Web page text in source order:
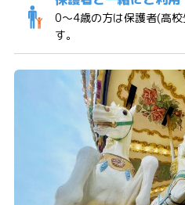
0〜4歳の方は保護者(高
す。